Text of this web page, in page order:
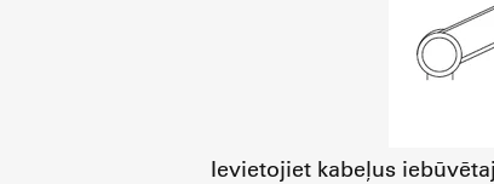
Ievietojiet kabeļus